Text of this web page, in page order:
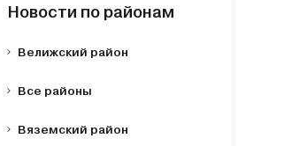
Новости по районам
Велижский район
Все районы
Вяземский район